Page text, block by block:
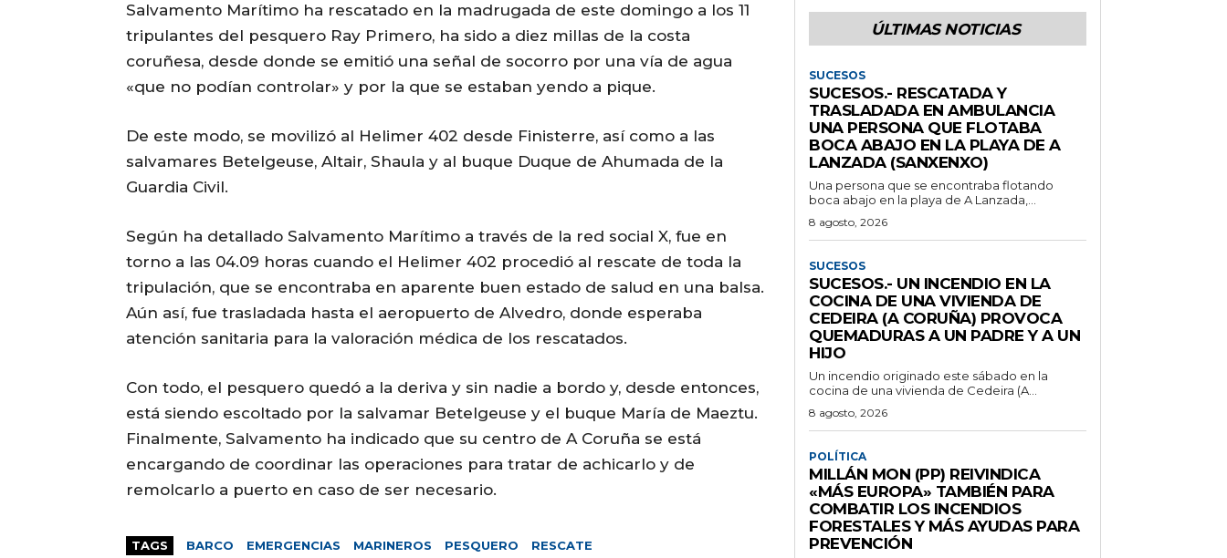
Salvamento Marítimo ha rescatado en la madrugada de este domingo a los 11
tripulantes del pesquero Ray Primero, ha sido a diez millas de la costa
coruñesa, desde donde se emitió una señal de socorro por una vía de agua
«que no podían controlar» y por la que se estaban yendo a pique.
De este modo, se movilizó al Helimer 402 desde Finisterre, así como a las
salvamares Betelgeuse, Altair, Shaula y al buque Duque de Ahumada de la
Guardia Civil.
Según ha detallado Salvamento Marítimo a través de la red social X, fue en
torno a las 04.09 horas cuando el Helimer 402 procedió al rescate de toda la
tripulación, que se encontraba en aparente buen estado de salud en una balsa.
Aún así, fue trasladada hasta el aeropuerto de Alvedro, donde esperaba
atención sanitaria para la valoración médica de los rescatados.
Con todo, el pesquero quedó a la deriva y sin nadie a bordo y, desde entonces,
está siendo escoltado por la salvamar Betelgeuse y el buque María de Maeztu.
Finalmente, Salvamento ha indicado que su centro de A Coruña se está
encargando de coordinar las operaciones para tratar de achicarlo y de
remolcarlo a puerto en caso de ser necesario.
TAGS BARCO EMERGENCIAS MARINEROS PESQUERO RESCATE
ÚLTIMAS NOTICIAS
SUCESOS
SUCESOS.- RESCATADA Y
TRASLADADA EN AMBULANCIA
UNA PERSONA QUE FLOTABA
BOCA ABAJO EN LA PLAYA DE A
LANZADA (SANXENXO)
Una persona que se encontraba flotando
boca abajo en la playa de A Lanzada,...
8 agosto, 2026
SUCESOS
SUCESOS.- UN INCENDIO EN LA
COCINA DE UNA VIVIENDA DE
CEDEIRA (A CORUÑA) PROVOCA
QUEMADURAS A UN PADRE Y A UN
HIJO
Un incendio originado este sábado en la
cocina de una vivienda de Cedeira (A...
8 agosto, 2026
POLÍTICA
MILLÁN MON (PP) REIVINDICA
«MÁS EUROPA» TAMBIÉN PARA
COMBATIR LOS INCENDIOS
FORESTALES Y MÁS AYUDAS PARA
PREVENCIÓN